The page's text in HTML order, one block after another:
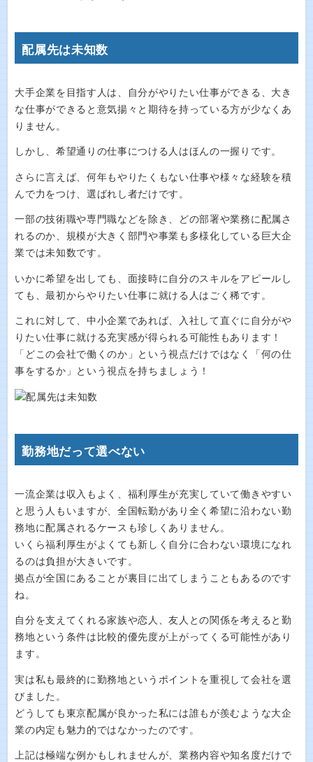
配属先は未知数
大手企業を目指す人は、自分がやりたい仕事ができる、大き
な仕事ができると意気揚々と期待を持っている方が少なくあ
りません。
しかし、希望通りの仕事につける人はほんの一握りです。
さらに言えば、何年もやりたくもない仕事や様々な経験を積
んで力をつけ、選ばれし者だけです。
一部の技術職や専門職などを除き、どの部署や業務に配属さ
れるのか、規模が大きく部門や事業も多様化している巨大企
業では未知数です。
いかに希望を出しても、面接時に自分のスキルをアピールし
ても、最初からやりたい仕事に就ける人はごく稀です。
これに対して、中小企業であれば、入社して直ぐに自分がや
りたい仕事に就ける充実感が得られる可能性もあります！
「どこの会社で働くのか」という視点だけではなく「何の仕
事をするか」という視点を持ちましょう！
勤務地だって選べない
一流企業は収入もよく、福利厚生が充実していて働きやすい
と思う人もいますが、全国転勤があり全く希望に沿わない勤
務地に配属されるケースも珍しくありません。
いくら福利厚生がよくても新しく自分に合わない環境になれ
るのは負担が大きいです。
拠点が全国にあることが裏目に出てしまうこともあるのです
ね。
自分を支えてくれる家族や恋人、友人との関係を考えると勤
務地という条件は比較的優先度が上がってくる可能性があり
ます。
実は私も最終的に勤務地というポイントを重視して会社を選
びました。
どうしても東京配属が良かった私には誰もが羨むような大企
業の内定も魅力的ではなかったのです。
上記は極端な例かもしれませんが、業務内容や知名度だけで